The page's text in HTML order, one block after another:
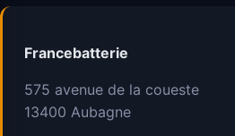
Francebatterie
575 avenue de la coueste
13400 Aubagne